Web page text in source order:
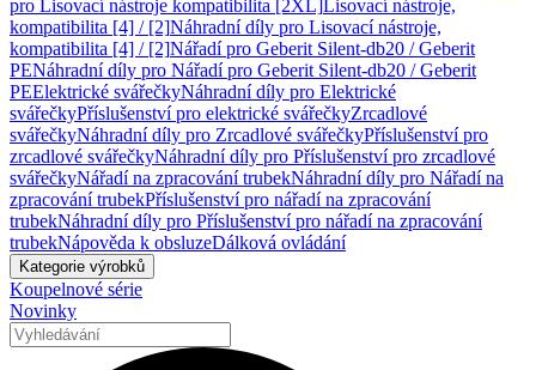
pro Lisovací nástroje kompatibilita [2XL]Lisovací nástroje,
kompatibilita [4] / [2]Náhradní díly pro Lisovací nástroje,
kompatibilita [4] / [2]Nářadí pro Geberit Silent-db20 / Geberit
PENáhradní díly pro Nářadí pro Geberit Silent-db20 / Geberit
PEElektrické svářečkyNáhradní díly pro Elektrické
svářečkyPříslušenství pro elektrické svářečkyZrcadlové
svářečkyNáhradní díly pro Zrcadlové svářečkyPříslušenství pro
zrcadlové svářečkyNáhradní díly pro Příslušenství pro zrcadlové
svářečkyNářadí na zpracování trubekNáhradní díly pro Nářadí na
zpracování trubekPříslušenství pro nářadí na zpracování
trubekNáhradní díly pro Příslušenství pro nářadí na zpracování
trubekNápověda k obsluzeDálková ovládání
Kategorie výrobků
Koupelnové série
Novinky